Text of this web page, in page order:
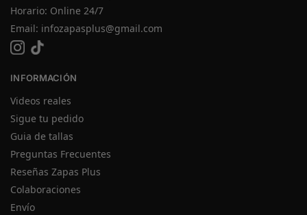
Horario: Online 24/7
Email: infozapasplus@gmail.com
INFORMACIÓN
Videos reales
Sigue tu pedido
Guia de tallas
Preguntas Frecuentes
Reseñas Zapas Plus
Colaboraciones
Envío